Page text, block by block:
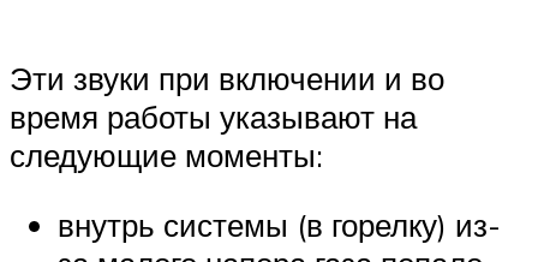
Эти звуки при включении и во
время работы указывают на
следующие моменты:
внутрь системы (в горелку) из-